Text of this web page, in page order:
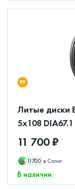
Литые диски
5x108
11 700 ₽
11700 в Сплит
В наличии